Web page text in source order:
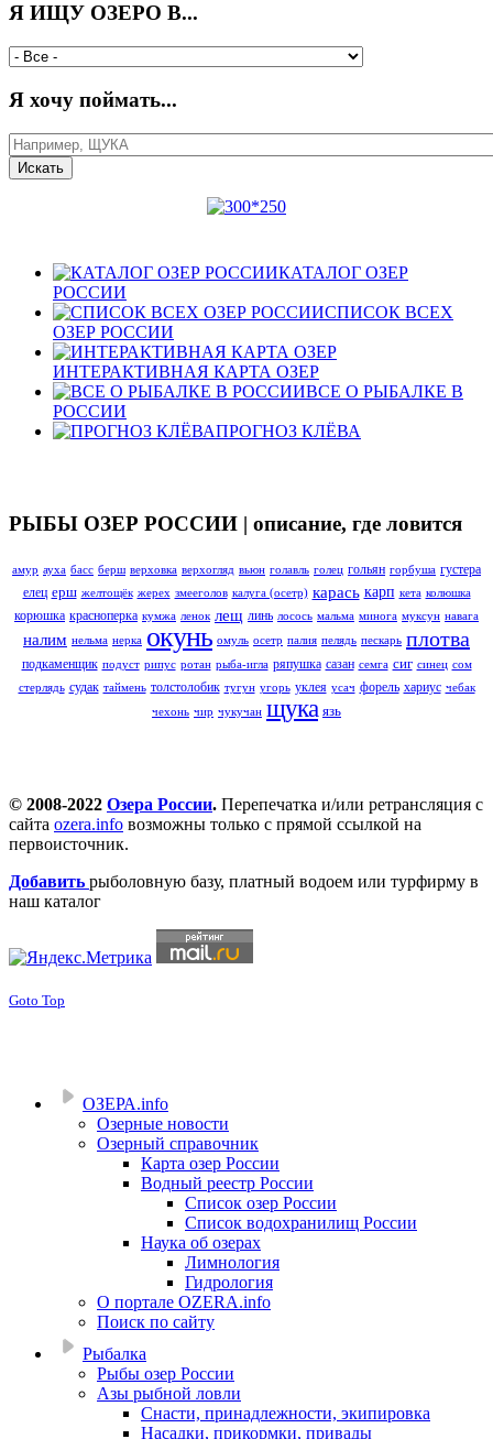
Я ИЩУ ОЗЕРО В...
Я хочу поймать...
КАТАЛОГ ОЗЕР
РОССИИ
СПИСОК ВСЕХ
ОЗЕР РОССИИ
ИНТЕРАКТИВНАЯ КАРТА ОЗЕР
ВСЕ О РЫБАЛКЕ В
РОССИИ
ПРОГНОЗ КЛЁВА
РЫБЫ ОЗЕР РОССИИ | описание, где ловится
амур ауха басс берш верховка верхогляд вьюн голавль голец гольян горбуша густера
елец ерш желтощёк жерех змееголов калуга (осетр) карась карп кета колюшка
корюшка красноперка кумжа ленок лещ линь лосось мальма минога муксун навага
налим нельма нерка окунь омуль осетр палия пелядь пескарь плотва
подкаменщик подуст рипус ротан рыба-игла ряпушка сазан семга сиг синец сом
стерлядь судак таймень толстолобик тугун угорь уклея усач форель хариус чебак
чехонь чир чукучан щука язь
© 2008-2022 Озера России. Перепечатка и/или ретрансляция с
сайта ozera.info возможны только с прямой ссылкой на
первоисточник.
Добавить рыболовную базу, платный водоем или турфирму в
наш каталог
Goto Top
ОЗЕРА.info
Озерные новости
Озерный справочник
Карта озер России
Водный реестр России
Список озер России
Список водохранилищ России
Наука об озерах
Лимнология
Гидрология
О портале OZERA.info
Поиск по сайту
Рыбалка
Рыбы озер России
Азы рыбной ловли
Снасти, принадлежности, экипировка
Насадки, прикормки, привады